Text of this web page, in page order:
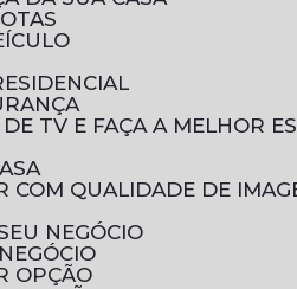
TV E FAÇA A MELHOR
NEGÓCIO
OPÇÃO